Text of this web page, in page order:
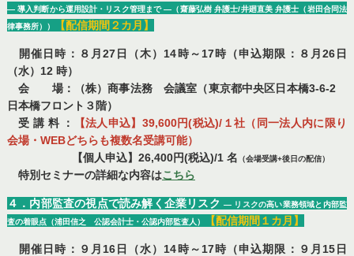
― 導入判断から運用設計・リスク管理まで ―（齋藤弘樹 弁護士/井廻直美 弁護士（岩田合同法
律事務所））
【配信期間２カ月】
開催日時：８月27日（木）14時～17時（申込期限：８月26日
（水）12 時）
会 場：（株）商事法務 会議室（東京都中央区日本橋3-6-2
日本橋フロント３階）
受 講 料 ：
【法人申込】39,600円(税込)/１社（同一法人内に限り
会場・WEBどちらも複数名受講可能）
【個人申込】26,400円(税込)/1 名 （会場受講+後日の配信）
特別セミナーの詳細な内容はこちら
４．内部監査の視点で読み解く企業リスク― リスクの高い業務領域と内部監
査の着眼点（浦田信之 公認会計士・公認内部監査人） 【配信期間１カ月】
開催日時：９月16日（水）14時～17時（申込期限：９月15日